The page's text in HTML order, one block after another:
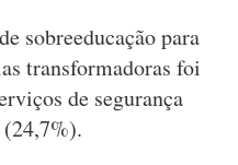
sobreeducação para
transformadoras foi
de segurança